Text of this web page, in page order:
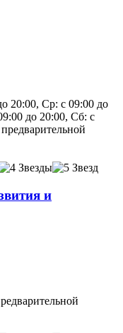
20:00, Ср: с 09:00 до
до 20:00, Сб: с
и